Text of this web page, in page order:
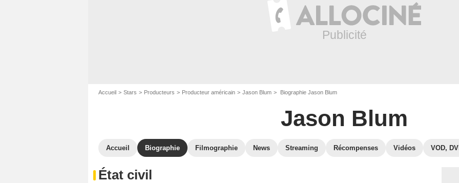
Accueil Stars Producteurs Producteur américain Jason Blum Biographie Jason Blum
Jason Blum
Accueil Biographie Filmographie News Streaming Récompenses Vidéos VOD,
État civil